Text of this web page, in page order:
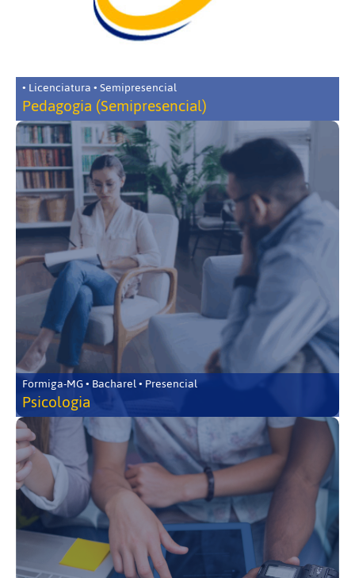
• Licenciatura • Semipresencial
Pedagogia (Semipresencial)
Formiga-MG • Bacharel • Presencial
Psicologia